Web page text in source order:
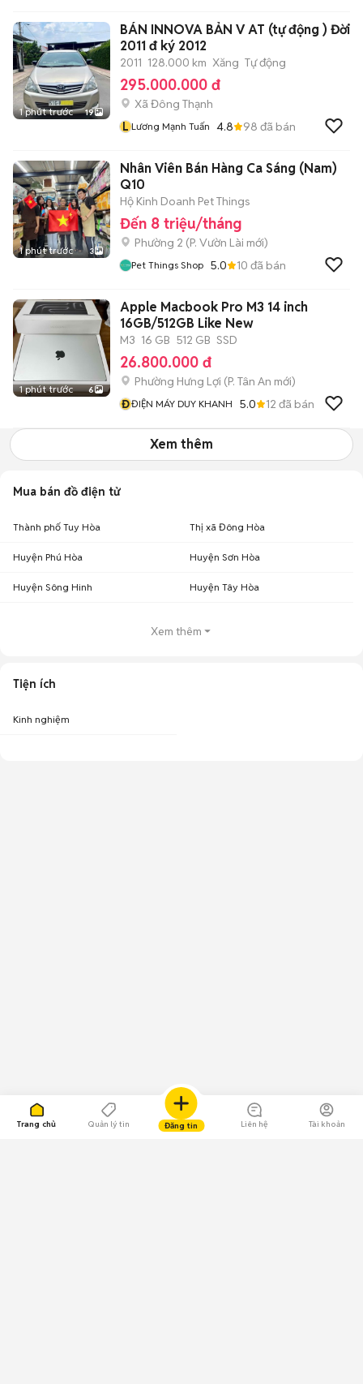
Trang chủ Quản lý tin Đăng tin Liên hệ Tài khoản
1 phút trước 19
BÁN INNOVA BẢN V AT (tự động ) Đời
2011 đ ký 2012
2011 128.000 km Xăng Tự động
295.000.000 đ
Xã Đông Thạnh
L Lương Mạnh Tuấn 4.8 98 đã bán
1 phút trước 3
Nhân Viên Bán Hàng Ca Sáng (Nam)
Q10
Hộ Kinh Doanh Pet Things
Đến 8 triệu/tháng
Phường 2 (P. Vườn Lài mới)
Pet Things Shop 5.0 10 đã bán
1 phút trước 6
Apple Macbook Pro M3 14 inch
16GB/512GB Like New
M3 16 GB 512 GB SSD
26.800.000 đ
Phường Hưng Lợi (P. Tân An mới)
ĐĐIỆN MÁY DUY KHANH 5.0 12 đã bán
Xem thêm
Mua bán đồ điện tử
Thành phố Tuy Hòa Thị xã Đông Hòa
Huyện Phú Hòa Huyện Sơn Hòa
Huyện Sông Hinh Huyện Tây Hòa
Xem thêm
Tiện ích
Kinh nghiệm